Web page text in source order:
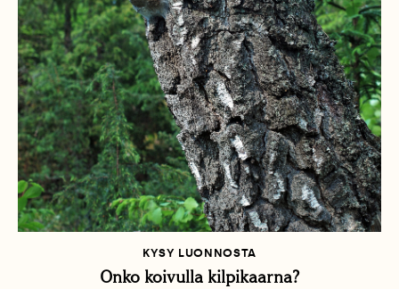
KYSY LUONNOSTA
Onko koivulla kilpikaarna?